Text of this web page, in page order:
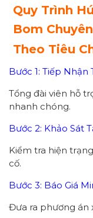
Quy Trình
Bom
Theo Tiêu
Bước 1: Tiếp
Tổng đài viên hỗ
nhanh chóng.
Bước 2: Khảo Sát
Kiểm tra hiện
cố.
Bước 3: Báo Giá
Đưa ra phương án